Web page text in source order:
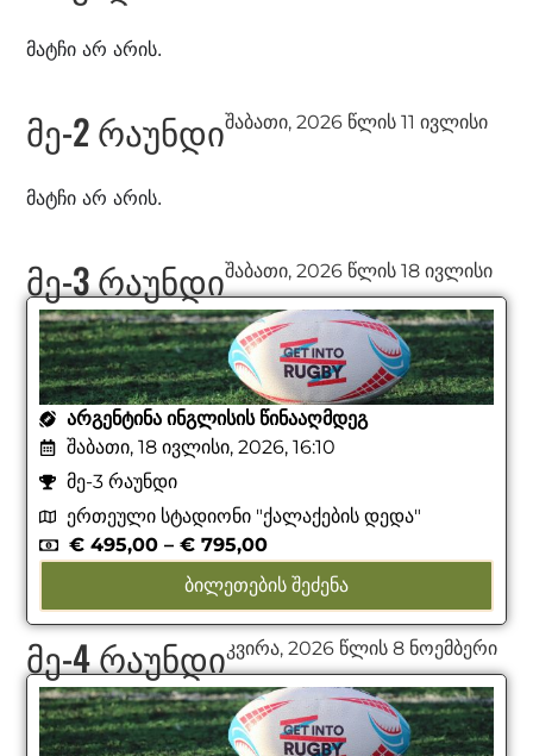
მატჩი არ არის.
მე-2 რაუნდიშაბათი, 2026 წლის 11 ივლისი
მატჩი არ არის.
მე-3 რაუნდიშაბათი, 2026 წლის 18 ივლისი
ᲐᲠᲒᲔᲜᲢᲘᲜᲐ ᲘᲜᲒᲚᲘᲡᲘᲡ ᲬᲘᲜᲐᲐᲦᲛᲓᲔᲒ
შაბათი, 18 ივლისი, 2026, 16:10
მე-3 რაუნდი
ერთეული სტადიონი "ქალაქების დედა"
€ 495,00 – € 795,00
ᲑᲘᲚᲔᲗᲔᲑᲘᲡ ᲨᲔᲫᲔᲜᲐ
მე-4 რაუნდიკვირა, 2026 წლის 8 ნოემბერი